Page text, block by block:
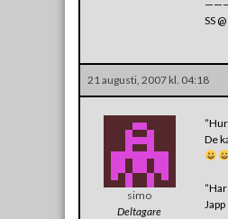
SS
21 augusti, 2007 kl. 04:18
simo
Deltagare
De
Japp